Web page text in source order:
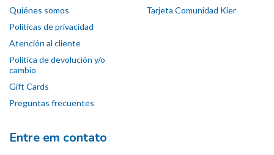
Quiénes somos
Políticas de privacidad
Atención al cliente
Política de devolución y/o
cambio
Gift Cards
Preguntas frecuentes
Tarjeta Comunidad Kier
Entre em contato